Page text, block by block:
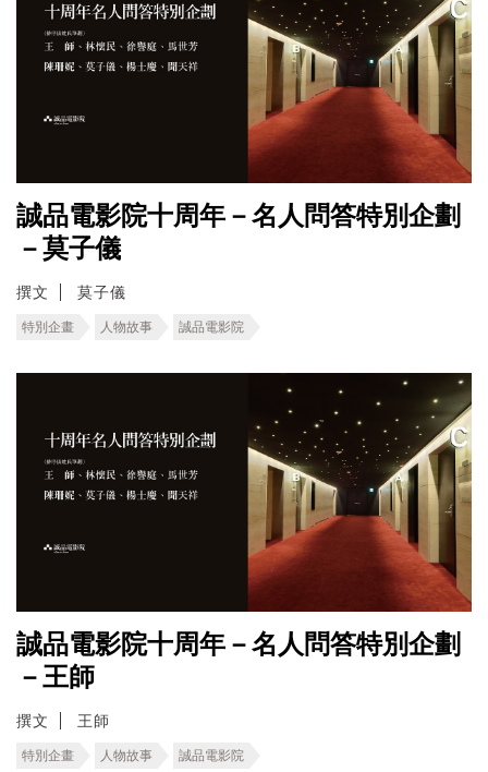
誠品電影院十周年－名人問答特別企劃
－莫子儀
撰文 莫子儀
特別企畫 人物故事 誠品電影院
誠品電影院十周年－名人問答特別企劃
－王師
撰文 王師
特別企畫 人物故事 誠品電影院